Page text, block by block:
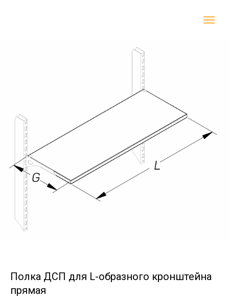
Полка ДСП для L-образного кронштейна
прямая